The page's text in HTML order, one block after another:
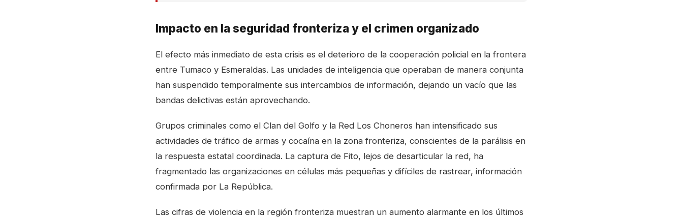
Impacto en la seguridad fronteriza y el crimen organizado
El efecto más inmediato de esta crisis es el deterioro de la cooperación policial en la frontera
entre Tumaco y Esmeraldas. Las unidades de inteligencia que operaban de manera conjunta
han suspendido temporalmente sus intercambios de información, dejando un vacío que las
bandas delictivas están aprovechando.
Grupos criminales como el Clan del Golfo y la Red Los Choneros han intensificado sus
actividades de tráfico de armas y cocaína en la zona fronteriza, conscientes de la parálisis en
la respuesta estatal coordinada. La captura de Fito, lejos de desarticular la red, ha
fragmentado las organizaciones en células más pequeñas y difíciles de rastrear, información
confirmada por La República.
Las cifras de violencia en la región fronteriza muestran un aumento alarmante en los últimos